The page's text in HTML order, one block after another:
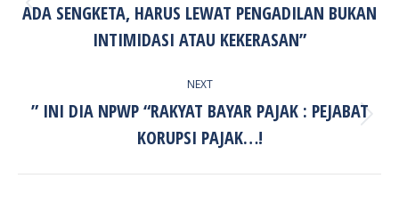
Previous
post:
ADA SENGKETA, HARUS LEWAT PENGADILAN BUKAN
INTIMIDASI ATAU KEKERASAN”
NEXT
Next
post:
” INI DIA NPWP “RAKYAT BAYAR PAJAK : PEJABAT
KORUPSI PAJAK…!